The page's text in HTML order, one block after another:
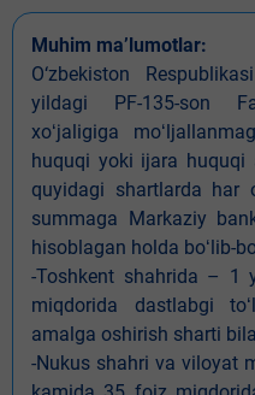
Muhim ma’lumotlar:
O‘zbekiston
yildagi PF-135-son
xoʻjaligiga
huquqi yoki ijara
quyidagi shartlarda har
summaga Markaziy
hisoblagan holda boʻlib-
-Toshkent shahrida – 1
miqdorida dastlabgi
amalga oshirish sharti
-Nukus shahri va viloyat